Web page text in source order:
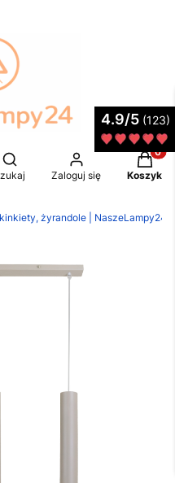
Otwórz wyszukiwarkę
Zaloguj się Koszyk
żyrandole |
4.9/5 (123)